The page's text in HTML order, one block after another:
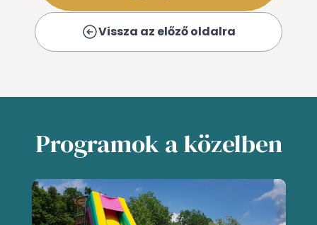
Vissza az előző oldalra
Programok a közelben